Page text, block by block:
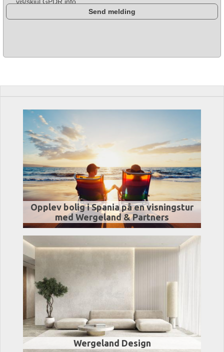
Opplev bolig i Spania på en visningstur
med Wergeland & Partners
Wergeland Design